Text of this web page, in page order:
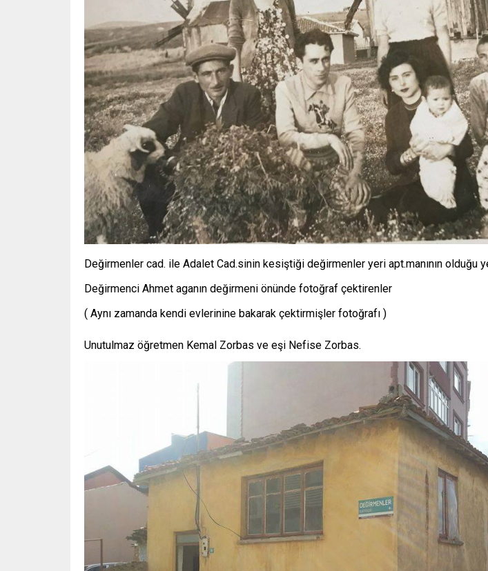
Değirmenler cad. ile Adalet Cad.sinin kesiştiği değirmenler yeri apt.manının olduğu
Değirmenci Ahmet aganın değirmeni önünde fotoğraf çektirenler
( Aynı zamanda kendi evlerinine bakarak çektirmişler fotoğrafı )
Unutulmaz öğretmen Kemal Zorbas ve eşi Nefise Zorbas.